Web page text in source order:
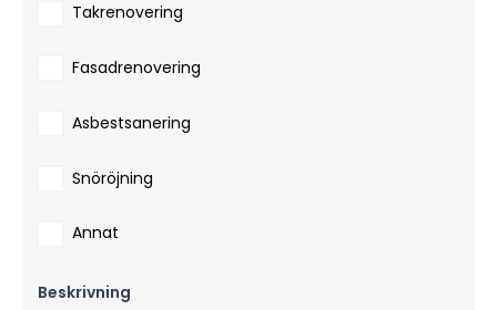
Takrenovering
Fasadrenovering
Asbestsanering
Snöröjning
Annat
Beskrivning